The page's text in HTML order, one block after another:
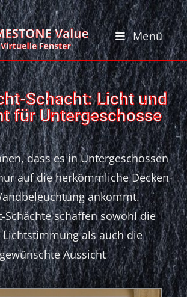
Menü
Schacht: Licht und
für Untergeschosse
dass es in Untergeschossen
auf die herkömmliche Decken-
ankommt.
Schächte schaffen sowohl die
als auch die
Aussicht